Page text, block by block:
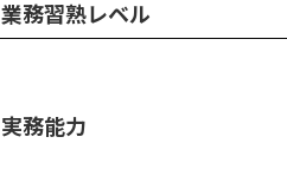
業務習熟レベル
実務能力